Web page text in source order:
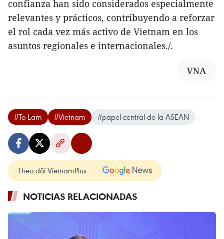
confianza han sido considerados especialmente
relevantes y prácticos, contribuyendo a reforzar
el rol cada vez más activo de Vietnam en los
asuntos regionales e internacionales./.
VNA
#To Lam #Vietnam #papel central de la ASEAN
Theo dõi VietnamPlus
NOTICIAS RELACIONADAS